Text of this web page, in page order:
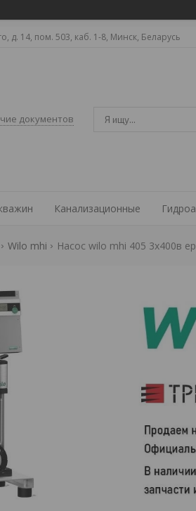
д. 14, пом. 503, каб. 1-8, Минск, Беларусь
документов
Канализационные
Wilo mhi Насос wilo mhi 405 3х400в